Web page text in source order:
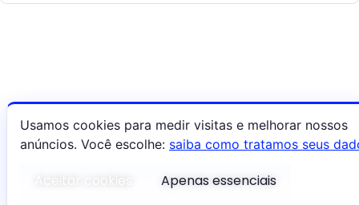
Usamos cookies para medir visitas e melhorar nossos
anúncios. Você escolhe: saiba como tratamos seus
Apenas essenciais